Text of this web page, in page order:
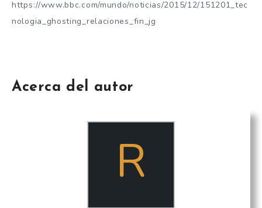
https://www.bbc.com/mundo/noticias/2015/12/151201_tec
nologia_ghosting_relaciones_fin_jg
Acerca del autor
R